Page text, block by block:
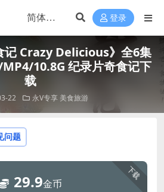
登录
记 Crazy Delicious》全6集
10.8G 纪录片奇食记下
载
22 永V专享 美食旅游
问题
下载
29.9金币